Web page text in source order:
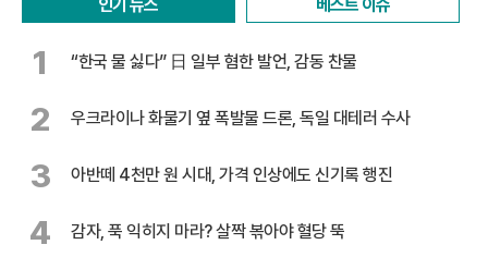
인기 뉴스 베스트 이슈
1 “한국 물 싫다” 日 일부 혐한 발언, 감동 찬물
2 우크라이나 화물기 옆 폭발물 드론, 독일 대테러 수사
3 아반떼 4천만 원 시대, 가격 인상에도 신기록 행진
4 감자, 푹 익히지 마라? 살짝 볶아야 혈당 뚝